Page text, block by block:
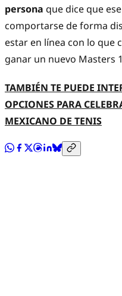
persona que dice que
comportarse de forma
estar en línea con lo que
ganar un nuevo Masters
TAMBIÉN TE PUEDE
OPCIONES PARA
MEXICANO DE TENIS